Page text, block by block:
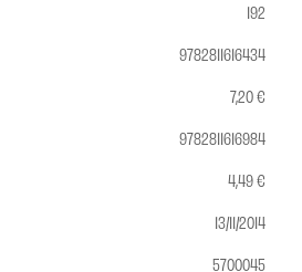
192
9782811616434
7,20 €
9782811616984
4,49 €
13/11/2014
5700045